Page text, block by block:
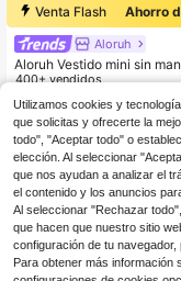
Venta Flash Ahorro
Aloruh
Aloruh Vestido mini sin
olor amarillo claro, vestido
gante de negocios
o de unicolor
400+ vendidos
$15.29 -16%
Utilizamos cookies y
que solicitas y ofrecerte la
todo", "Aceptar todo" o
elección. Al seleccionar
que nos ayudan a analizar el
el contenido y los anuncios
Al seleccionar "Rechazar
que hacen que nuestro sitio
configuración de tu navegador,
Para obtener más información